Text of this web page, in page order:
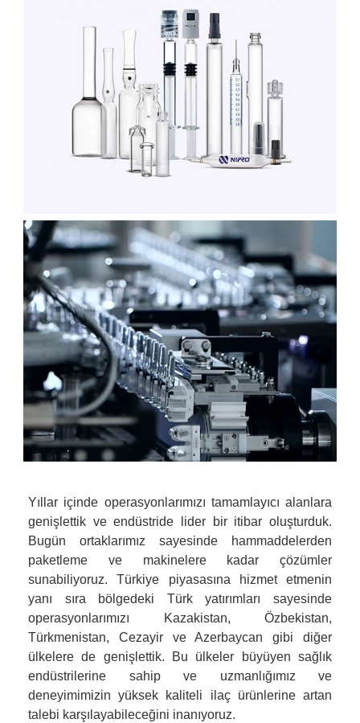
Yıllar içinde operasyonlarımızı tamamlayıcı alanlara
genişlettik ve endüstride lider bir itibar oluşturduk.
Bugün ortaklarımız sayesinde hammaddelerden
paketleme ve makinelere kadar çözümler
sunabiliyoruz. Türkiye piyasasına hizmet etmenin
yanı sıra bölgedeki Türk yatırımları sayesinde
operasyonlarımızı Kazakistan, Özbekistan,
Türkmenistan, Cezayir ve Azerbaycan gibi diğer
ülkelere de genişlettik. Bu ülkeler büyüyen sağlık
endüstrilerine sahip ve uzmanlığımız ve
deneyimimizin yüksek kaliteli ilaç ürünlerine artan
talebi karşılayabileceğini inanıyoruz.